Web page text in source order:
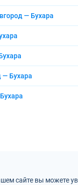
— Бухара
Бухара
сайте вы можете